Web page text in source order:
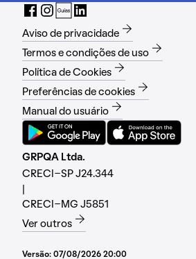
Aviso de privacidade
Termos e condições de uso
Política de Cookies
Preferências de cookies
Manual do usuário
GRPQA Ltda.
CRECI-SP J24.344
CRECI-MG J5851
Ver outros
Versão: 07/08/2026 20:00